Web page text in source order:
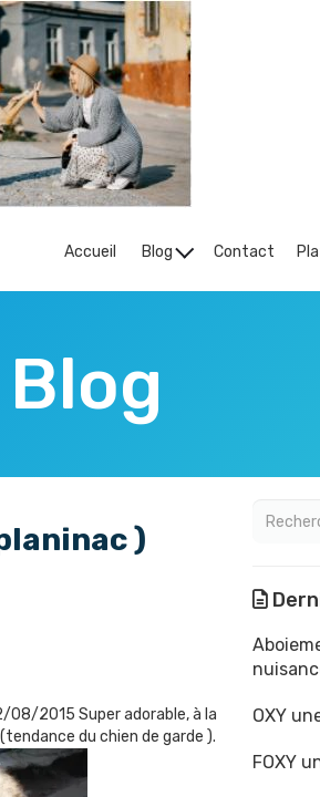
Accueil Blog Contact
)
08/2015 Super adorable, à la
du chien de garde ).
OXY
FOXY